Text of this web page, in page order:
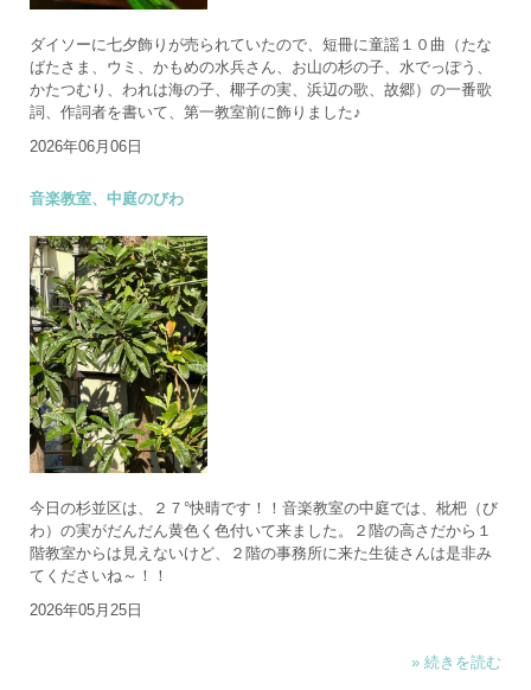
ダイソーに七夕飾りが売られていたので、短冊に童謡１０曲（たな
ばたさま、ウミ、かもめの水兵さん、お山の杉の子、水でっぽう、
かたつむり、われは海の子、椰子の実、浜辺の歌、故郷）の一番歌
詞、作詞者を書いて、第一教室前に飾りました♪
2026年06月06日
音楽教室、中庭のびわ
今日の杉並区は、２７°快晴です！！音楽教室の中庭では、枇杷（び
わ）の実がだんだん黄色く色付いて来ました。２階の高さだから１
階教室からは見えないけど、２階の事務所に来た生徒さんは是非み
てくださいね～！！
2026年05月25日
» 続きを読む